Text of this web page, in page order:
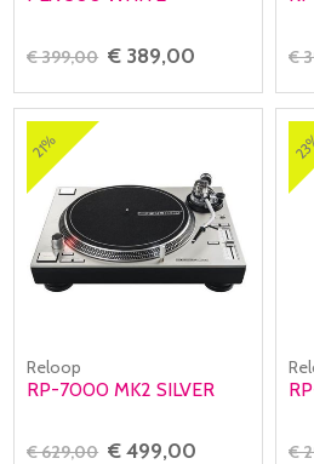
€ 399,00 € 389,00 €
21%
Reloop
RP-7000 MK2 SILVER
€ 629,00 € 499,00 €